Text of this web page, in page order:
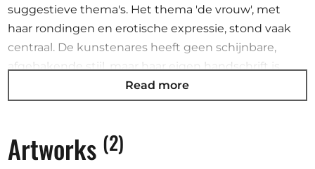
suggestieve thema's. Het thema 'de vrouw', met
haar rondingen en erotische expressie, stond vaak
centraal. De kunstenares heeft geen schijnbare,
afgebakende stijl, maar haar eigen handschrift is
altijd herkenbaar in haar creaties. Elke sculptuur
blijkt zichzelf slechts spaarzaam, waardoor ze iets
figuratief in de strikte zin van het woord is, vibreren
haar sculpturen en blijft het mysterie behouden.
Read more
Artworks (2)